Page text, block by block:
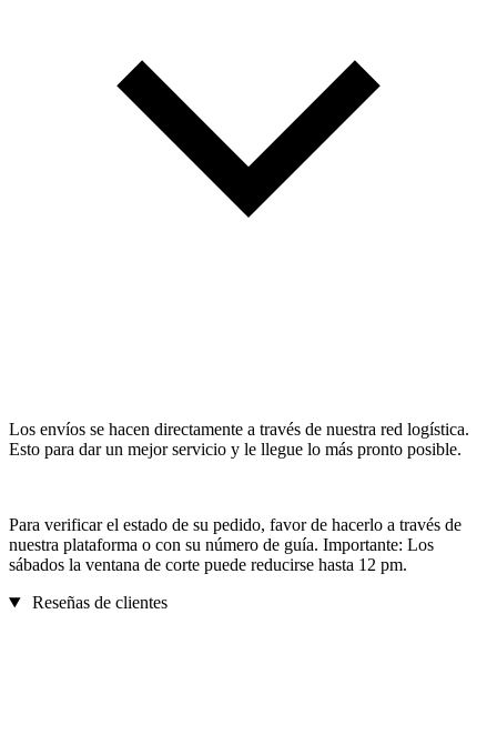
Los envíos se hacen directamente a través de nuestra red logística.
Esto para dar un mejor servicio y le llegue lo más pronto posible.
Para verificar el estado de su pedido, favor de hacerlo a través de
nuestra plataforma o con su número de guía. Importante: Los
sábados la ventana de corte puede reducirse hasta 12 pm.
Reseñas de clientes